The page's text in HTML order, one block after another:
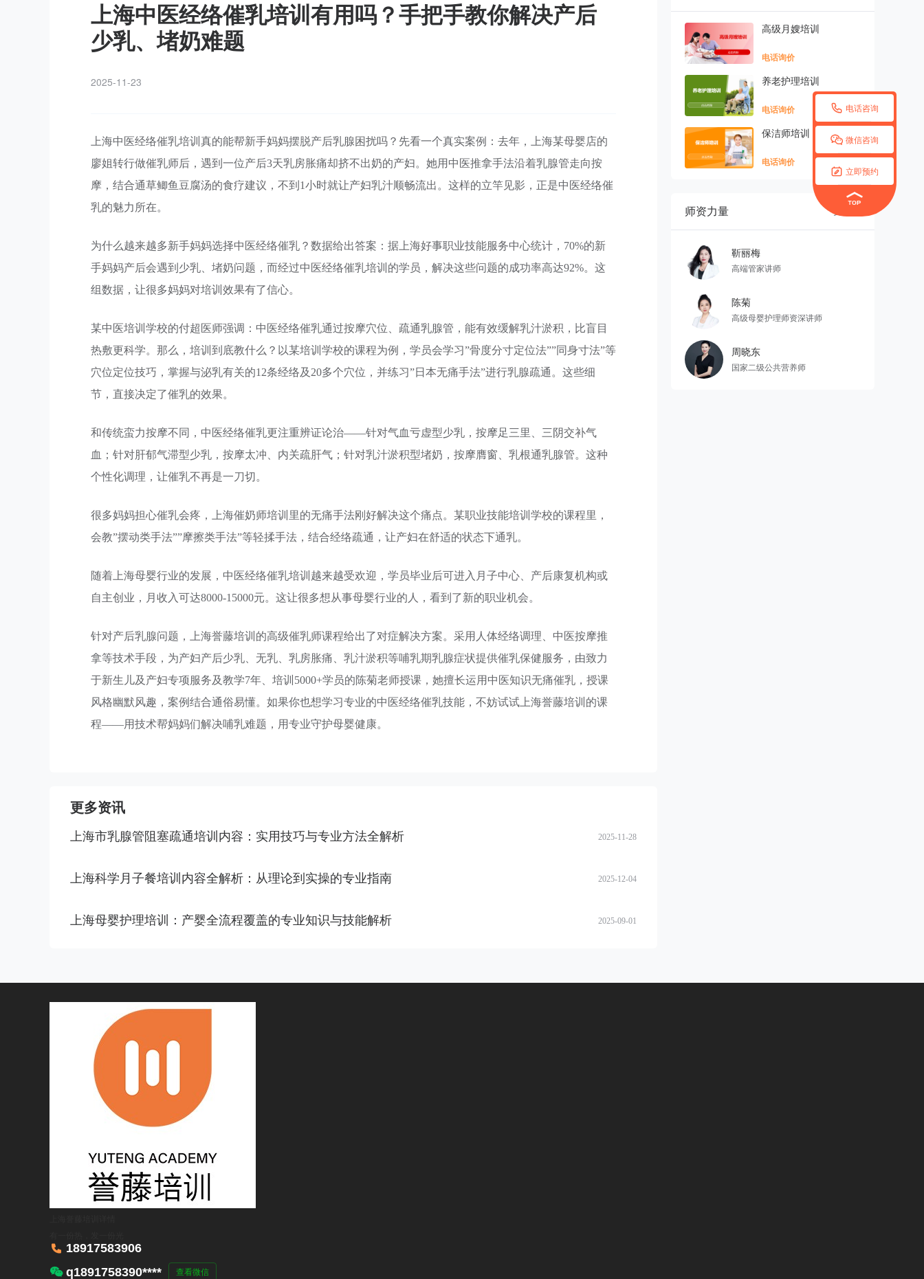
 电话咨询
 微信咨询
 立即预约
上海中医经络催乳培训有用吗？手把手教你解决产后
少乳、堵奶难题
2025-11-23
上海中医经络催乳培训真的能帮新手妈妈摆脱产后乳腺困扰吗？先看一个真实案例：去年，上海某母婴店的
廖姐转行做催乳师后，遇到一位产后3天乳房胀痛却挤不出奶的产妇。她用中医推拿手法沿着乳腺管走向按
摩，结合通草鲫鱼豆腐汤的食疗建议，不到1小时就让产妇乳汁顺畅流出。这样的立竿见影，正是中医经络催
乳的魅力所在。
为什么越来越多新手妈妈选择中医经络催乳？数据给出答案：据上海好事职业技能服务中心统计，70%的新
手妈妈产后会遇到少乳、堵奶问题，而经过中医经络催乳培训的学员，解决这些问题的成功率高达92%。这
组数据，让很多妈妈对培训效果有了信心。
某中医培训学校的付超医师强调：中医经络催乳通过按摩穴位、疏通乳腺管，能有效缓解乳汁淤积，比盲目
热敷更科学。那么，培训到底教什么？以某培训学校的课程为例，学员会学习”骨度分寸定位法””同身寸法”等
穴位定位技巧，掌握与泌乳有关的12条经络及20多个穴位，并练习”日本无痛手法”进行乳腺疏通。这些细
节，直接决定了催乳的效果。
和传统蛮力按摩不同，中医经络催乳更注重辨证论治——针对气血亏虚型少乳，按摩足三里、三阴交补气
血；针对肝郁气滞型少乳，按摩太冲、内关疏肝气；针对乳汁淤积型堵奶，按摩膺窗、乳根通乳腺管。这种
个性化调理，让催乳不再是一刀切。
很多妈妈担心催乳会疼，上海催奶师培训里的无痛手法刚好解决这个痛点。某职业技能培训学校的课程里，
会教”摆动类手法””摩擦类手法”等轻揉手法，结合经络疏通，让产妇在舒适的状态下通乳。
随着上海母婴行业的发展，中医经络催乳培训越来越受欢迎，学员毕业后可进入月子中心、产后康复机构或
自主创业，月收入可达8000-15000元。这让很多想从事母婴行业的人，看到了新的职业机会。
针对产后乳腺问题，上海誉藤培训的高级催乳师课程给出了对症解决方案。采用人体经络调理、中医按摩推
拿等技术手段，为产妇产后少乳、无乳、乳房胀痛、乳汁淤积等哺乳期乳腺症状提供催乳保健服务，由致力
于新生儿及产妇专项服务及教学7年、培训5000+学员的陈菊老师授课，她擅长运用中医知识无痛催乳，授课
风格幽默风趣，案例结合通俗易懂。如果你也想学习专业的中医经络催乳技能，不妨试试上海誉藤培训的课
程——用技术帮妈妈们解决哺乳难题，用专业守护母婴健康。
更多资讯
上海市乳腺管阻塞疏通培训内容：实用技巧与专业方法全解析 2025-11-28
上海科学月子餐培训内容全解析：从理论到实操的专业指南 2025-12-04
上海母婴护理培训：产婴全流程覆盖的专业知识与技能解析 2025-09-01
高级月嫂培训
电话询价
养老护理培训
电话询价
保洁师培训
电话询价
师资力量 更多
靳丽梅
高端管家讲师
陈菊
高级母婴护理师资深讲师
周晓东
国家二级公共营养师
 18917583906
 q1891758390**** 查看微信